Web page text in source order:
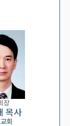
장
목사
회